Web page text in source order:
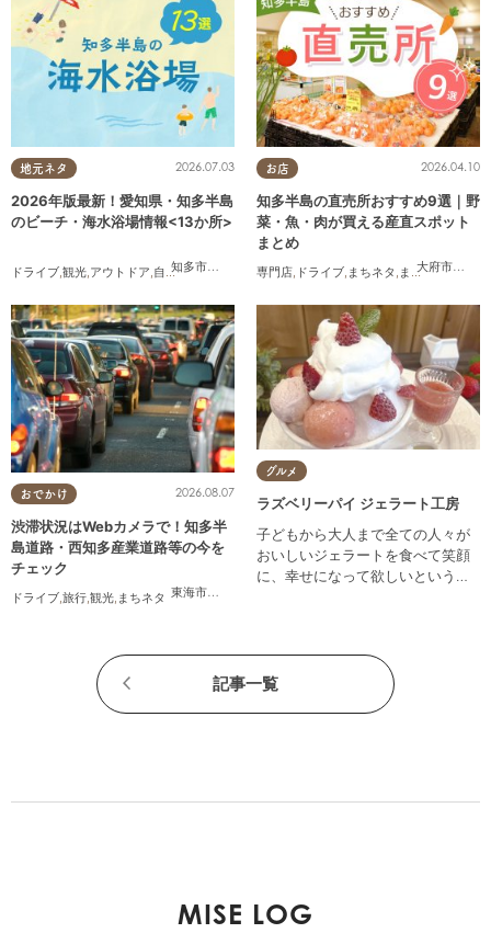
地元ネタ
知多市
,常滑市 美浜町,南知多町
2026.07.03
2026年版最新！愛知県・知多半島
のビーチ・海水浴場情報<13か所>
ドライブ,観光,アウトドア,自然 ,まちネタ 季節ネタ,まとめ記事, 親子,家族 ,カップル 友人
お店
大府市
,知多
2026.04.10
知多半島の直売所おすすめ9選｜野
菜・魚・肉が買える産直スポット
まとめ
専門店, ドライブ, まちネタ , まとめ記事 ,夫婦
おでかけ
東海市大府市
2026.08.07
渋滞状況はWebカメラで！知多半
島道路・西知多産業道路等の今を
チェック
ドライブ,旅行,観光, まちネタ
グルメ
ラズベリーパイ ジェラート工房
子どもから大人まで全ての人々が
おいしいジェラートを食べて笑顔
に、幸せになって欲しいという願
記事一覧
MISE LOG